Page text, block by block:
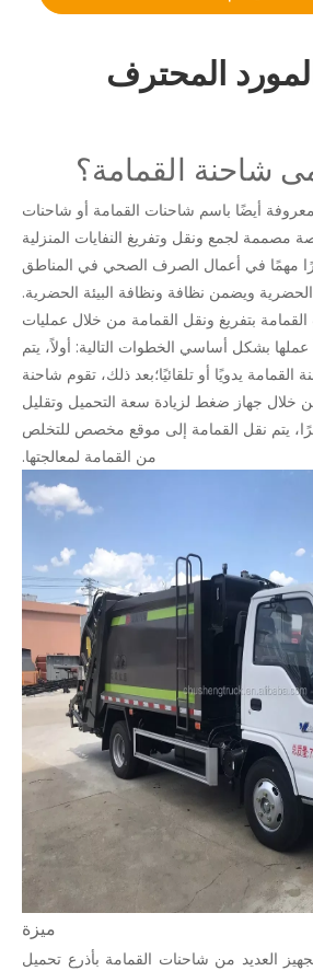
المحترف
شاحنة القمامة؟
أيضًا باسم شاحنات القمامة أو شاحنات
مصممة لجمع ونقل وتفريغ النفايات المنزلية
مهمًا في أعمال الصرف الصحي في المناطق
الحضرية ويضمن نظافة ونظافة البيئة الحضرية.
بتفريغ ونقل القمامة من خلال عمليات
عملها بشكل أساسي الخطوات التالية: أولاً، يتم
يدويًا أو تلقائيًا؛بعد ذلك، تقوم شاحنة
خلال جهاز ضغط لزيادة سعة التحميل وتقليل
يتم نقل القمامة إلى موقع مخصص للتخلص
من القمامة لمعالجتها.
ميزة
العديد من شاحنات القمامة بأذرع تحميل